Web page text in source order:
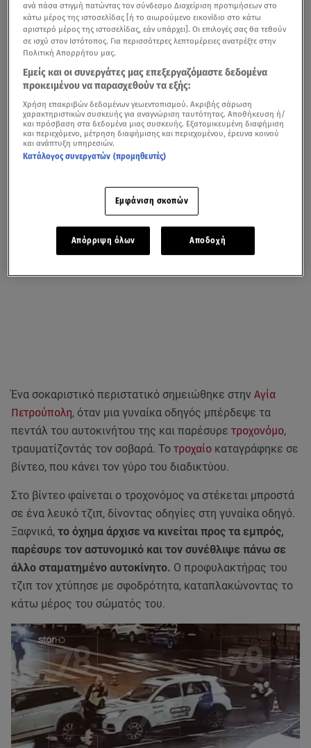
Ένα σοκαριστικό περιστατικό σημειώθηκε στην Αγία
Πετρούπολη, όταν μια γυναίκα οδηγός μπέρδεψε τα
πεντάλ του αυτοκινήτου της και παρέσυρε τροχονόμο,
τραυματίζοντάς τον σοβαρά. Το τροχαίο καταγράφηκε σε
βίντεο, που κάνει τον γύρο του διαδικτύου.
Στο βίντεο φαίνεται ο τροχονόμος να στέκεται μπροστά
σε ένα λευκό τζιπ, δίνοντας οδηγίες στη γυναίκα οδηγό.
Ξαφνικά, το όχημα άρχισε να κινείται προς τα εμπρός,
παρέσυρε τον αστυνομικό και τον συνέθλιψε πάνω σε
άλλο σταματημένο αυτοκίνητο. Ο προφυλακτήρας του
τζιπ τον χτύπησε με σφοδρότητα, καταπλακώνοντας το
κάτω μέρος του σώματός του.
ανά πάσα στιγμή πατώντας τον σύνδεσμο Διαχείριση προτιμήσεων στο
κάτω μέρος της ιστοσελίδας [ή το αιωρούμενο εικονίδιο στο κάτω
αριστερό μέρος της ιστοσελίδας, εάν υπάρχει]. Οι επιλογές σας θα τεθούν
σε ισχύ στον Ιστότοπος. Για περισσότερες λεπτομέρειες ανατρέξτε στην
Πολιτική Απορρήτου μας.
Εμείς και οι συνεργάτες μας επεξεργαζόμαστε δεδομένα
προκειμένου να παρασχεθούν τα εξής:
Χρήση επακριβών δεδομένων γεωεντοπισμού. Ακριβής σάρωση
χαρακτηριστικών συσκευής για αναγνώριση ταυτότητας. Αποθήκευση ή/
και πρόσβαση στα δεδομένα μιας συσκευής. Εξατομικευμένη διαφήμιση
και περιεχόμενο, μέτρηση διαφήμισης και περιεχομένου, έρευνα κοινού
και ανάπτυξη υπηρεσιών.
Κατάλογος συνεργατών (προμηθευτές)
Εμφάνιση σκοπών
Απόρριψη όλων Αποδοχή